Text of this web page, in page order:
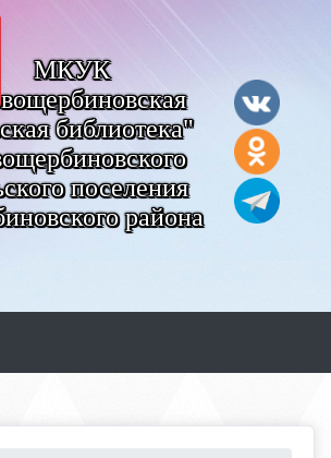
МКУК
библиотека"
поселения
района